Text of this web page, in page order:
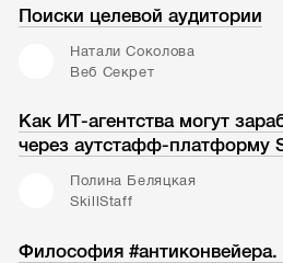
Поиски целевой аудитории
Натали Соколова
Веб Секрет
Как ИТ-агентства могут
через аутстафф-платформу
Полина Беляцкая
SkillStaff
Философия #антиконвейера.